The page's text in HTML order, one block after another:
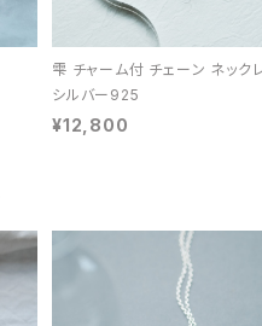
雫 チャーム付 チェーン ネック
シルバー925
¥12,800